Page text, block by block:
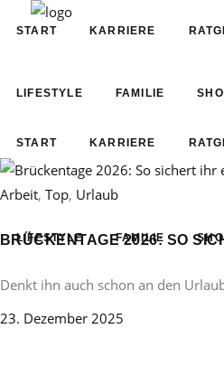
START KARRIERE
LIFESTYLE FAMILIE
START KARRIERE
LIFESTYLE FAMILIE
Arbeit, Top, Urlaub
BRÜCKENTAGE 2026: SO
Denkt ihn auch schon an den
23. Dezember 2025